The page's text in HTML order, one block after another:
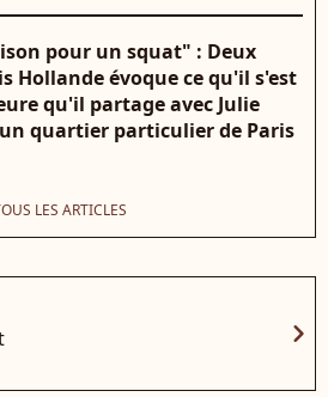
pour un squat" : Deux
Hollande évoque ce qu'il s'est
qu'il partage avec Julie
quartier particulier de Paris
LES ARTICLES
chevron_right